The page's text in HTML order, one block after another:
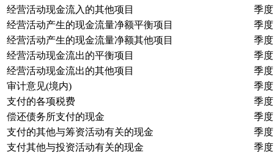
经营活动现金流入的其他项目
季度
经营活动产生的现金流量净额平衡项目
季度
经营活动产生的现金流量净额其他项目
季度
经营活动现金流出的平衡项目
季度
经营活动现金流出的其他项目
季度
审计意见(境内)
季度
支付的各项税费
季度
偿还债务所支付的现金
季度
支付的其他与筹资活动有关的现金
季度
支付其他与投资活动有关的现金
季度